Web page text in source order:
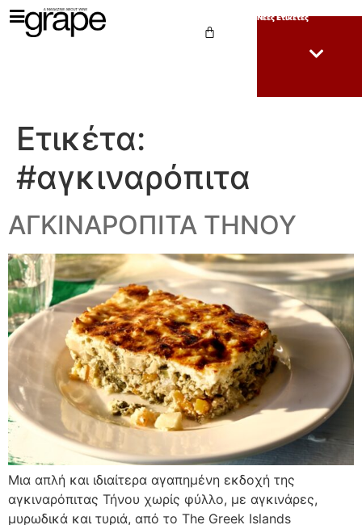
Νέες Ετικέτες
Ετικέτα:
#αγκιναρόπιτα
ΑΓΚΙΝΑΡΟΠΙΤΑ ΤΗΝΟΥ
Μια απλή και ιδιαίτερα αγαπημένη εκδοχή της
αγκιναρόπιτας Τήνου χωρίς φύλλο, με αγκινάρες,
μυρωδικά και τυριά, από το The Greek Islands